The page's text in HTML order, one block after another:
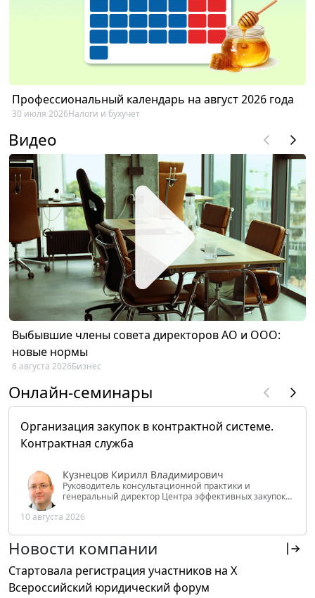
Профессиональный календарь на август 2026 года
30 июля 2026Налоги и бухучет
Видео
Выбывшие члены совета директоров АО и ООО:
новые нормы
6 августа 2026Бизнес
Онлайн-семинары
Организация закупок в контрактной системе.
Контрактная служба
Кузнецов Кирилл Владимирович
Руководитель консультационной практики и
генеральный директор Центра эффективных закупок
РФ
10 августа 2026
Новости компании
Стартовала регистрация участников на X
Всероссийский юридический форум